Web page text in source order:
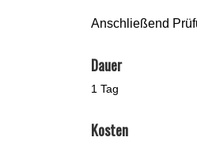
Anschließend
Dauer
1 Tag
Kosten